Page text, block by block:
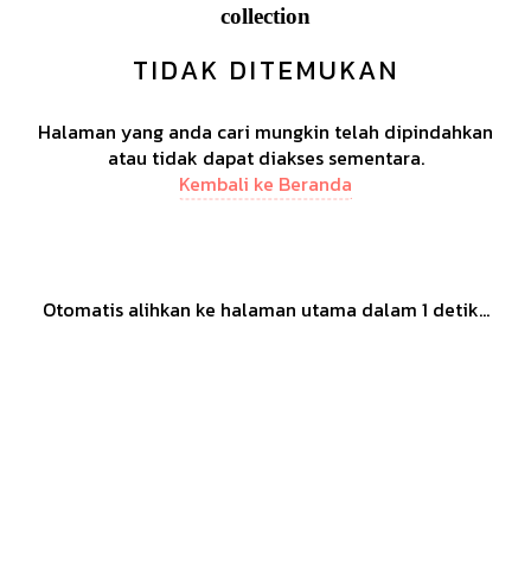
collection
TIDAK DITEMUKAN
Halaman yang anda cari mungkin telah dipindahkan
atau tidak dapat diakses sementara.
Kembali ke Beranda
Otomatis alihkan ke halaman utama dalam 1 detik...